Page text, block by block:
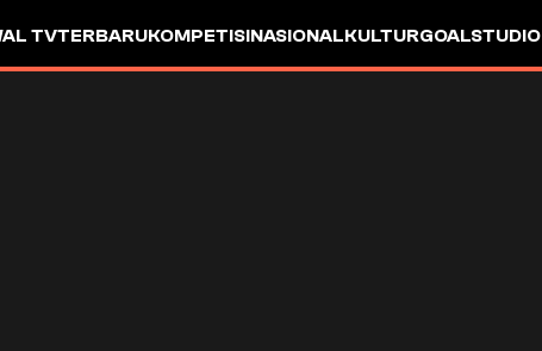
TVTERBARUKOMPETISINASIONALKULTURGOALSTUDIO